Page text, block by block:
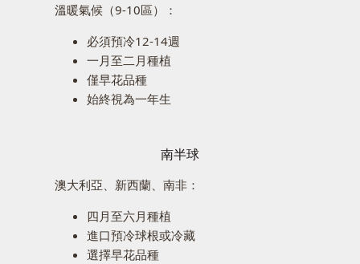
溫暖氣候（9-10區）：
必須預冷12-14週
一月至二月種植
僅早花品種
始終視為一年生
南半球
澳大利亞、新西蘭、南非：
四月至六月種植
進口預冷球根或冷藏
選擇早花品種